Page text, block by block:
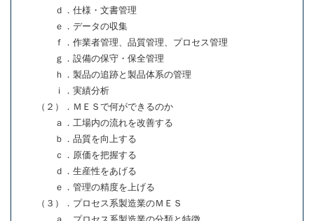
ｄ．仕様・文書管理
ｅ．データの収集
ｆ．作業者管理、品質管理、プロセス管理
ｇ．設備の保守・保全管理
ｈ．製品の追跡と製品体系の管理
ｉ．実績分析
（２）．ＭＥＳで何ができるのか
ａ．工場内の流れを改善する
ｂ．品質を向上する
ｃ．原価を把握する
ｄ．生産性をあげる
ｅ．管理の精度を上げる
（３）．プロセス系製造業のＭＥＳ